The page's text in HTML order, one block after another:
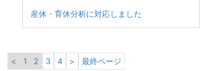
産休・育休分析に対応しました
< 1 2 3 4 > 最終ページ